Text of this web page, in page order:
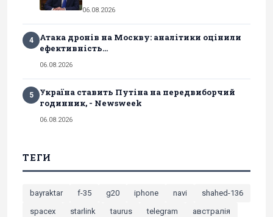
06.08.2026
4
Атака дронів на Москву: аналітики оцінили
ефективність...
06.08.2026
5
Україна ставить Путіна на передвиборчий
годинник, - Newsweek
06.08.2026
ТЕГИ
bayraktar f-35 g20 iphone navi
shahed-136
spacex
starlink taurus telegram
австралія